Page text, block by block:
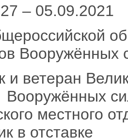
– 05.09.2021
Вооружённых
и ветеран
Вооружённых
местного
в отставке